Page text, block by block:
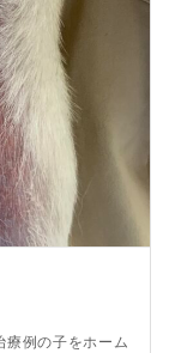
療例の子をホーム